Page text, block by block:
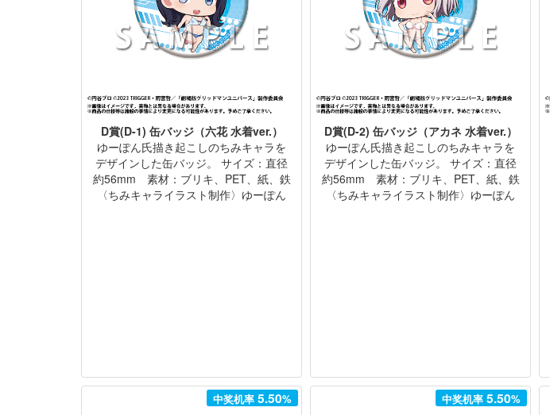
D賞(D-1) 缶バッジ（六花 水着ver.）
ゆーぽん氏描き起こしのちみキャラを
デザインした缶バッジ。 サイズ：直径
約56mm 素材：ブリキ、PET、紙、鉄
〈ちみキャライラスト制作〉ゆーぽん
D賞(D-2) 缶バッジ（アカネ 水着ver.）
ゆーぽん氏描き起こしのちみキャラを
デザインした缶バッジ。 サイズ：直径
約56mm 素材：ブリキ、PET、紙、鉄
〈ちみキャライラスト制作〉ゆーぽん
中奖机率5.50% 中奖机率5.50%